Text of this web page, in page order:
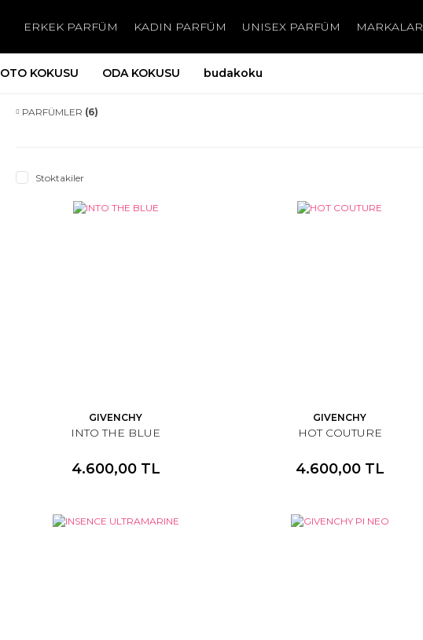
ERKEK PARFÜM KADIN PARFÜM UNISEX PARFÜM MARKALAR
OTO KOKUSU ODA KOKUSU budakoku
PARFÜMLER (6)
Stoktakiler
GIVENCHY
INTO THE BLUE
4.600,00 TL
GIVENCHY
HOT COUTURE
4.600,00 TL